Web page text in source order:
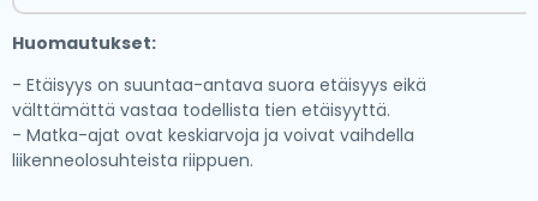
Huomautukset:
- Etäisyys on suuntaa-antava suora etäisyys eikä
välttämättä vastaa todellista tien etäisyyttä.
- Matka-ajat ovat keskiarvoja ja voivat vaihdella
liikenneolosuhteista riippuen.